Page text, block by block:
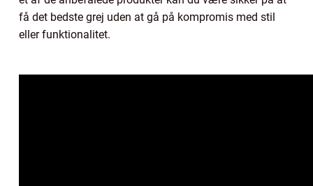
få det bedste grej uden at gå på kompromis med stil
eller funktionalitet.